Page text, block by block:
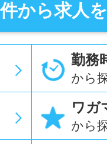
から求人
勤務
から
ワガ
から